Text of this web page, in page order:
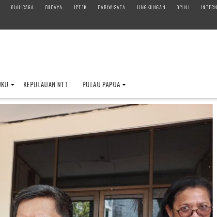
OLAHRAGA BUDAYA IPTEK PARIWISATA LINGKUNGAN OPINI
KEPULAUAN NTT PULAU PAPUA